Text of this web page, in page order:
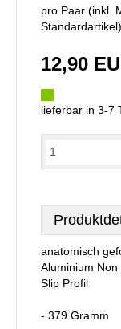
pro Paar (inkl.
Standardartikel)
12,90
lieferbar in 3-7
anatomisch
Aluminium Non
Slip Profil
- 379 Gramm